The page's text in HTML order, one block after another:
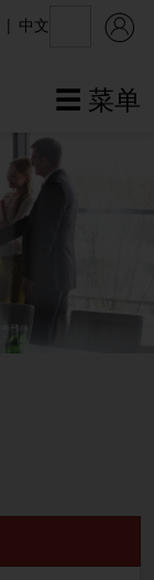
☰ 菜单
| 中文